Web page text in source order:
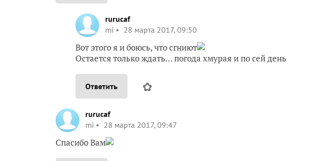
rurucaf
mi
28 марта 2017, 09:50
Вот этого я и боюсь, что сгниют
Остается только ждать… погода хмурая и по сей день
Ответить ✿
rurucaf
mi
28 марта 2017, 09:47
Спасибо Вам